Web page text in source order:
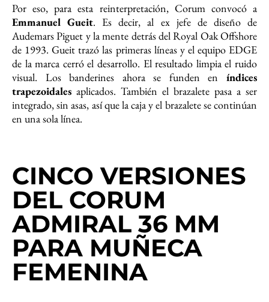
Por eso, para esta reinterpretación, Corum convocó a
Emmanuel Gueit. Es decir, al ex jefe de diseño de
Audemars Piguet y la mente detrás del Royal Oak Offshore
de 1993. Gueit trazó las primeras líneas y el equipo EDGE
de la marca cerró el desarrollo. El resultado limpia el ruido
visual. Los banderines ahora se funden en índices
trapezoidales aplicados. También el brazalete pasa a ser
integrado, sin asas, así que la caja y el brazalete se continúan
en una sola línea.
CINCO VERSIONES
DEL CORUM
ADMIRAL 36 MM
PARA MUÑECA
FEMENINA